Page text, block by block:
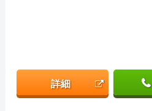
詳細